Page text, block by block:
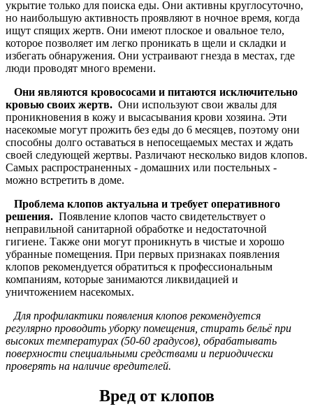
укрытие только для поиска еды. Они активны круглосуточно,
но наибольшую активность проявляют в ночное время, когда
ищут спящих жертв. Они имеют плоское и овальное тело,
которое позволяет им легко проникать в щели и складки и
избегать обнаружения. Они устраивают гнезда в местах, где
люди проводят много времени.
Они являются кровососами и питаются исключительно
кровью своих жертв. Они используют свои жвалы для
проникновения в кожу и высасывания крови хозяина. Эти
насекомые могут прожить без еды до 6 месяцев, поэтому они
способны долго оставаться в непосещаемых местах и ждать
своей следующей жертвы. Различают несколько видов клопов.
Самых распространенных - домашних или постельных -
можно встретить в доме.
Проблема клопов актуальна и требует оперативного
решения. Появление клопов часто свидетельствует о
неправильной санитарной обработке и недостаточной
гигиене. Также они могут проникнуть в чистые и хорошо
убранные помещения. При первых признаках появления
клопов рекомендуется обратиться к профессиональным
компаниям, которые занимаются ликвидацией и
уничтожением насекомых.
Для профилактики появления клопов рекомендуется
регулярно проводить уборку помещения, стирать бельё при
высоких температурах (50-60 градусов), обрабатывать
поверхности специальными средствами и периодически
проверять на наличие вредителей.
Вред от клопов